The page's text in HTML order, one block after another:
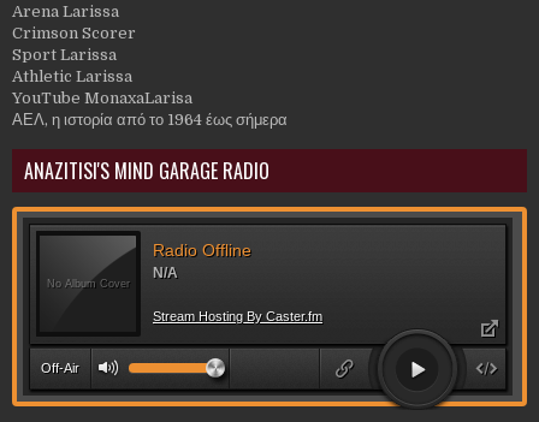
Arena Larissa
Crimson Scorer
Sport Larissa
Athletic Larissa
YouTube MonaxaLarisa
ΑΕΛ, η ιστορία από το 1964 έως σήμερα
ANAZITISI'S MIND GARAGE RADIO